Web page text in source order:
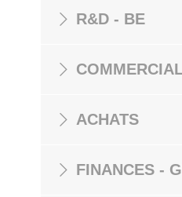
R&D - BE
ACHATS
FINANCES -